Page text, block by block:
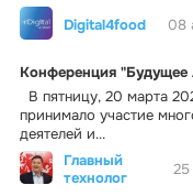
Digital4food
08
Конференция
В пятницу, 20 марта
принимало участие
деятелей и...
Главный
технолог
25